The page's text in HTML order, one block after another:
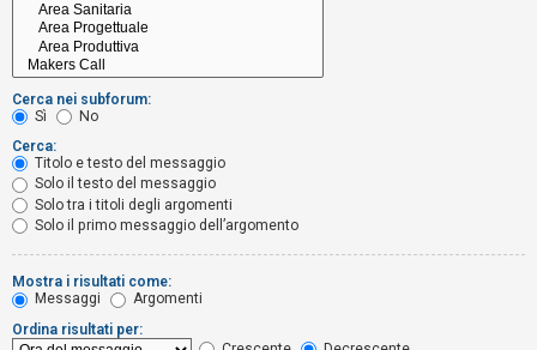
s
p
o
s
t
a
A
r
g
Cerca nei subforum:
Sì
No
Cerca:
Titolo e testo del messaggio
Solo il testo del messaggio
Solo tra i titoli degli argomenti
Solo il primo messaggio dell’argomento
Mostra i risultati come:
Messaggi
Argomenti
Ordina risultati per: